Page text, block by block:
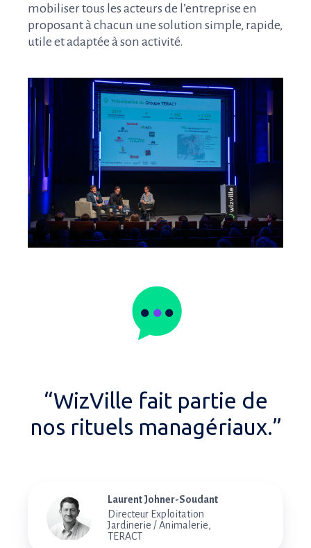
mobiliser tous les acteurs de l’entreprise en
proposant à chacun une solution simple, rapide,
utile et adaptée à son activité.
“WizVille fait partie de
nos rituels managériaux.”
Laurent Johner-Soudant
Directeur Exploitation
Jardinerie / Animalerie,
TERACT